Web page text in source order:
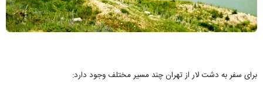
برای سفر به دشت لار از تهران چند مسیر مختلف وجود دارد: